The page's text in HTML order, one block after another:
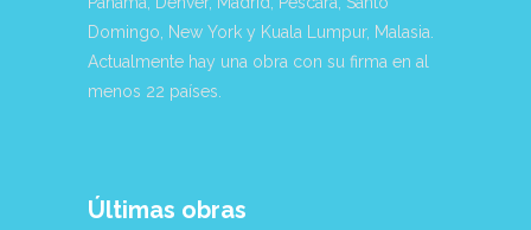
Domingo, New York y Kuala Lumpur, Malasia.
Actualmente hay una obra con su firma en al
menos 22 países.
Últimas obras